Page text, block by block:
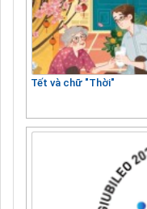
Tết và chữ "Thời"